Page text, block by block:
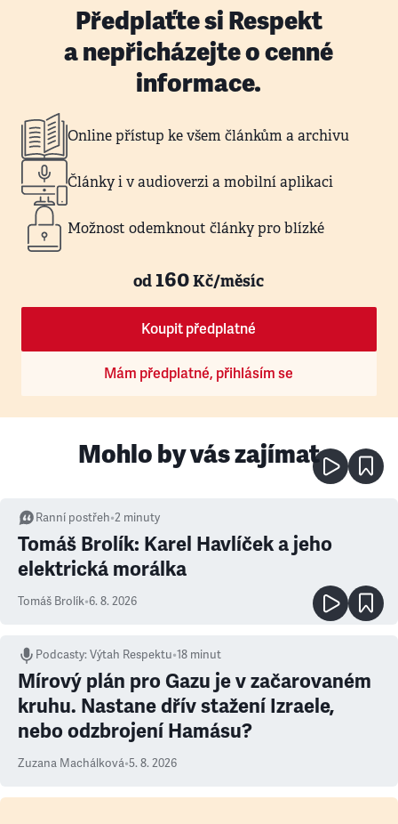
Předplaťte si Respekt
a nepřicházejte o cenné
informace.
Online přístup ke všem článkům a archivu
Články i v audioverzi a mobilní aplikaci
Možnost odemknout články pro blízké
od160Kč/měsíc
Koupit předplatné
Mám předplatné, přihlásím se
Mohlo by vás zajímat
Ranní postřeh•2 minuty
Tomáš Brolík: Karel Havlíček a jeho
elektrická morálka
Tomáš Brolík•6. 8. 2026
Podcasty:Výtah Respektu•18 minut
Mírový plán pro Gazu je v začarovaném
kruhu. Nastane dřív stažení Izraele,
nebo odzbrojení Hamásu?
Zuzana Machálková•5. 8. 2026